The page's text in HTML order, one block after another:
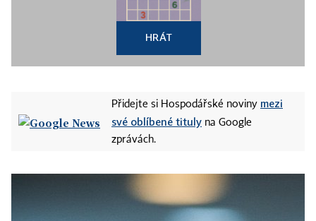
HRÁT
Přidejte si Hospodářské noviny mezi
své oblíbené tituly na Google
zprávách.